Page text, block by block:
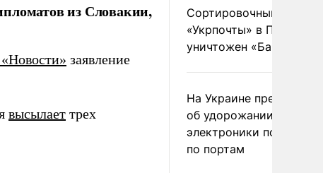
из Словакии,
заявление
высылает трех
Сортировочный пункт
«Укрпочты» в
уничтожен
На Украине
об удорожании
электроники после
по портам